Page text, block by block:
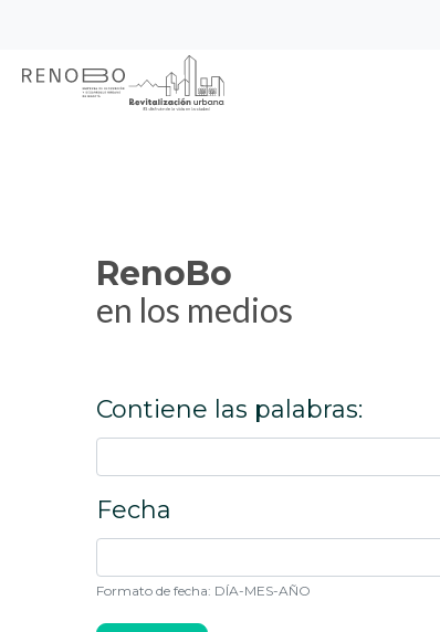
contenido
Sitio Web Empresa
RenoBo
en los medios
Contiene las palabras:
Fecha
Formato de fecha: DÍA-MES-AÑO